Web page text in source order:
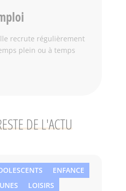
recrute régulièrement
plein ou à temps
DE L'ACTU
ENFANCE
LOISIRS